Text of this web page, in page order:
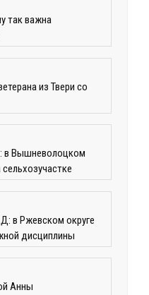
так важна
из Твери со
в Вышневолоцком
в Ржевском округе
дисциплины
Анны